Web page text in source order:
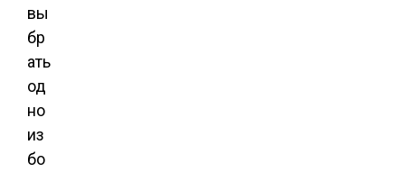
вы
бр
ать
од
но
из
бо